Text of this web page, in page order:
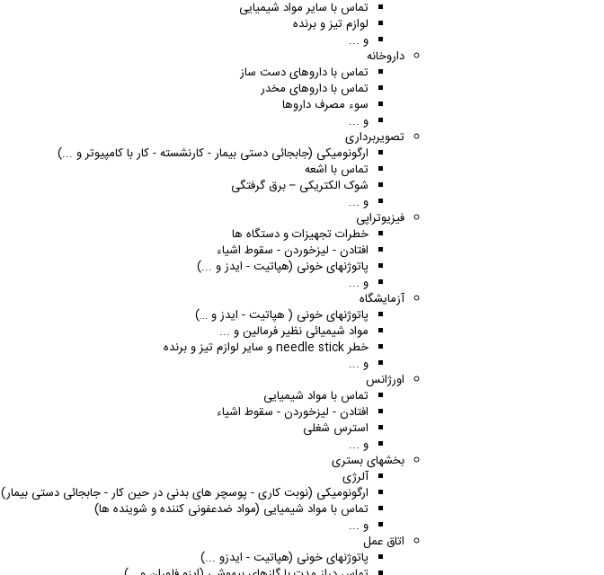
تماس با سایر مواد شیمیایی
لوازم تیز و برنده
و ...
داروخانه
تماس با داروهای دست ساز
تماس با داروهای مخدر
سوء مصرف داروها
و ...
تصویربرداری
ارگونومیکی (جابجائی دستی بیمار - کارنشسته - کار با کامپیوتر و ...)
تماس با اشعه
شوک الکتریکی – برق گرفتگی
و ...
فیزیوتراپی
خطرات تجهیزات و دستگاه ها
افتادن - لیزخوردن - سقوط اشیاء
پاتوژنهای خونی (هپاتیت - ایدز و ...)
و ...
آزمایشگاه
پاتوژنهای خونی ( هپاتیت - ایدز و …)
مواد شیمیائی نظیر فرمالین و ...
خطرneedle stickو سایر لوازم تیز و برنده
و ...
اورژانس
تماس با مواد شیمیایی
افتادن - لیزخوردن - سقوط اشیاء
استرس شغلی
و ...
بخشهای بستری
آلرژی
ارگونومیکی (نوبت کاری - پوسچر های بدنی در حین کار - جابجائی دستی بیمار)
تماس با مواد شیمیایی (مواد ضدعفونی کننده و شوینده ها)
و ...
اتاق عمل
پاتوژنهای خونی (هپاتیت - ایدزو ...)